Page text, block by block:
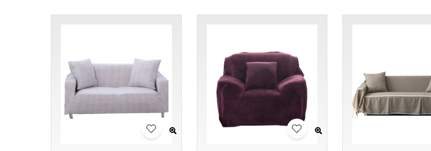
，iGift 也能提供服務。我們注重細節，如易安裝的
用。想找梳化套現貨嗎？iGift 提供多種選擇。無論您需要沙發 套還是梳 化 套
，我們都能滿足您的需求。